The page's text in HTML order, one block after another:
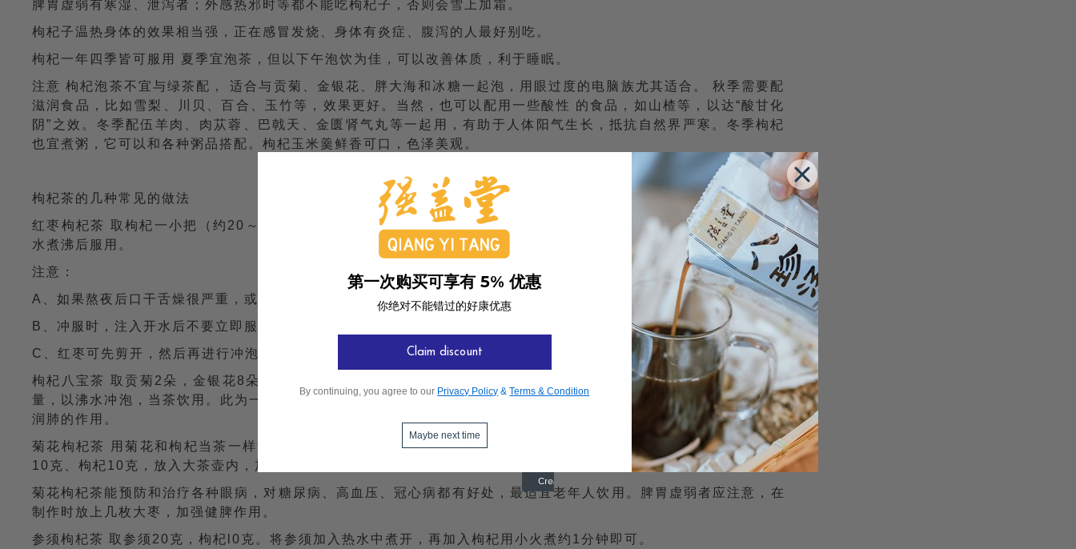
脾胃虚弱有寒湿、泄泻者；外感热邪时等都不能吃枸杞子，否则会雪上加霜。
枸杞子温热身体的效果相当强，正在感冒发烧、身体有炎症、腹泻的人最好别吃。
枸杞一年四季皆可服用 夏季宜泡茶，但以下午泡饮为佳，可以改善体质，利于睡眠。
注意 枸杞泡茶不宜与绿茶配， 适合与贡菊、金银花、胖大海和冰糖一起泡，用眼过度的电脑族尤其适合。 秋季需要配
滋润食品，比如雪梨、川贝、百合、玉竹等，效果更好。当然，也可以配用一些酸性 的食品，如山楂等，以达“酸甘化
阴”之效。冬季配伍羊肉、肉苁蓉、巴戟天、金匮肾气丸等一起用，有助于人体阳气生长，抵抗自然界严寒。冬季枸杞
也宜煮粥，它可以和各种粥品搭配。枸杞玉米羹鲜香可口，色泽美观。
枸杞茶的几种常见的做法
红枣枸杞茶 取枸杞一小把（约20～30粒）、红枣3-4粒。直接将枸杞和红枣放入玻璃杯中，以开水冲泡服用，或者用
水煮沸后服用。
注意：
A、如果熬夜后口干舌燥很严重，或者火气很大的话，可另加白菊花1-2朵一起冲服。
B、冲服时，注入开水后不要立即服用，应该让枸杞和红枣在水中充分浸泡后再喝，效果更好。
C、红枣可先剪开，然后再进行冲泡。
枸杞八宝茶 取贡菊2朵，金银花8朵，红枣1颗，胖大海1颗，莲子芯8粒，枸杞子5颗，西洋参1片，陈皮2片，冰糖适
量，以沸水冲泡，当茶饮用。此为一天用量，可反复冲泡。八宝茶不仅对稳定血压有一定的辅助效果，而且可起到生津
润肺的作用。
菊花枸杞茶 用菊花和枸杞当茶一样泡着喝。菊花要用杭菊花，枸杞要买宁夏枸杞，颗粒小，红亮亮的。每次用杭菊花
10克、枸杞10克，放入大茶壶内，加入热开水，10分钟后便可饮用。
菊花枸杞茶能预防和治疗各种眼病，对糖尿病、高血压、冠心病都有好处，最适宜老年人饮用。脾胃虚弱者应注意，在
制作时放上几枚大枣，加强健脾作用。
参须枸杞茶 取参须20克，枸杞l0克。将参须加入热水中煮开，再加入枸杞用小火煮约1分钟即可。
第一次购买可享有 5% 优惠
你绝对不能错过的好康优惠
Claim discount
By continuing, you agree to our Privacy Policy &Terms & Condition
Maybe next time